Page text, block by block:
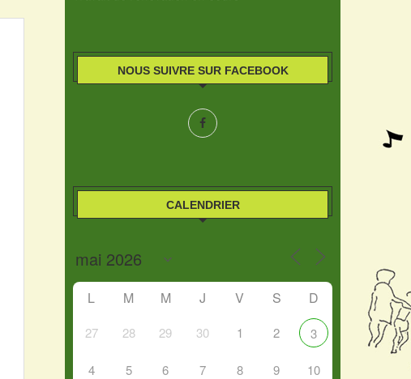
NOUS SUIVRE SUR FACEBOOK
CALENDRIER
L M M J V S D
27 28 29 30 1 2 3
4 5 6 7 8 9 10